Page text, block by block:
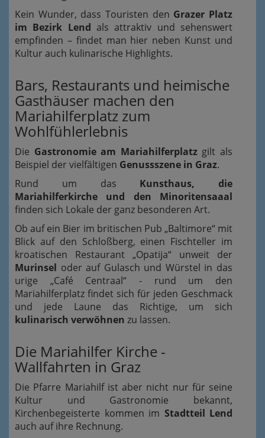
Kein Wunder, dass Touristen den Grazer Platz
im Bezirk Lend als attraktiv und sehenswert
empfinden – findet man hier neben Kunst und
Kultur auch kulinarische Highlights.
Bars, Restaurants und heimische
Gasthäuser machen den
Mariahilferplatz zum
Wohlfühlerlebnis
Die Gastronomie am Mariahilferplatzgilt als
Beispiel der vielfältigen Genussszene in Graz.
Rund um das Kunsthaus, die
Mariahilferkirche und den Minoritensaaal
finden sich Lokale der ganz besonderen Art.
Ob auf ein Bier im britischen Pub „Baltimore“ mit
Blick auf den Schloßberg, einen Fischteller im
kroatischen Restaurant „Opatija“ unweit der
Murinsel oder auf Gulasch und Würstel in das
urige „Café Centraal“ - rund um den
Mariahilferplatz findet sich für jeden Geschmack
und jede Laune das Richtige, um sich
kulinarisch verwöhnen zu lassen.
Die Mariahilfer Kirche -
Wallfahrten in Graz
Die Pfarre Mariahilf ist aber nicht nur für seine
Kultur und Gastronomie bekannt,
Kirchenbegeisterte kommen im Stadtteil Lend
auch auf ihre Rechnung.